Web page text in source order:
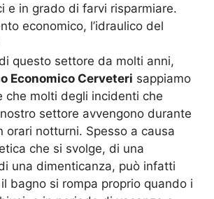
e in grado di farvi risparmiare.
economico, l’idraulico del
questo settore da molti anni,
Economico Cerveteri sappiamo
che molti degli incidenti che
settore avvengono durante
orari notturni. Spesso a causa
che si svolge, di una
una dimenticanza, può infatti
bagno si rompa proprio quando i